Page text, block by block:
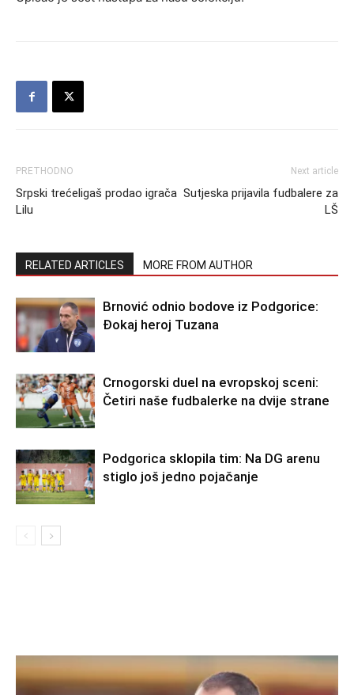
PRETHODNO
Srpski trećeligaš prodao igrača
Lilu
Next article
Sutjeska prijavila fudbalere za
LŠ
RELATED ARTICLES MORE FROM AUTHOR
Brnović odnio bodove iz Podgorice:
Đokaj heroj Tuzana
Crnogorski duel na evropskoj sceni:
Četiri naše fudbalerke na dvije strane
Podgorica sklopila tim: Na DG arenu
stiglo još jedno pojačanje